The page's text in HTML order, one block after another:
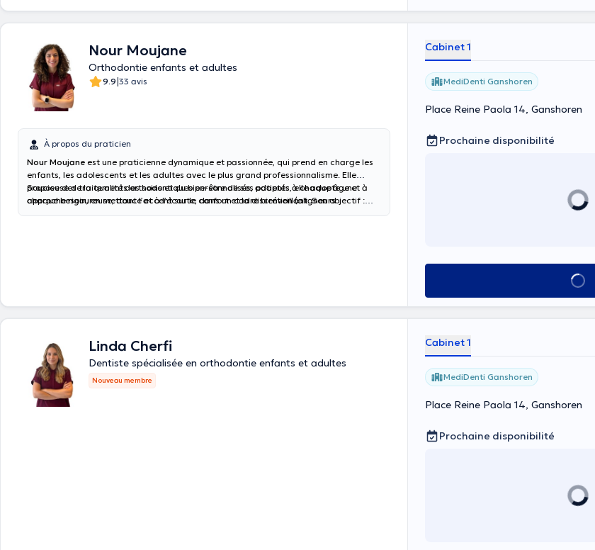
Nour Moujane
Orthodontie enfants et adultes
9.9|33 avis
À propos du praticien
Nour Moujane est une praticienne dynamique et passionnée, qui prend en charge les
enfants, les adolescents et les adultes avec le plus grand professionnalisme. Elle
propose des traitements orthodontiques personnalisés, adaptés à chaque âge et à
chaque besoin, en mettant l’accent sur le confort et la discrétion (aligneurs
Soucieuse de la qualité des soins et du bien-être de ses patients, elle adopte une
approche rigoureuse, douce et à l’écoute, dans un cadre bienveillant. Son objectif :
Cabinet 1
MediDenti Ganshoren
Place Reine Paola 14, Ganshoren
Prochaine disponibilité
Voir tout
Linda Cherfi
Dentiste spécialisée en orthodontie enfants et adultes
Nouveau membre
Cabinet 1
MediDenti Ganshoren
Place Reine Paola 14, Ganshoren
Prochaine disponibilité